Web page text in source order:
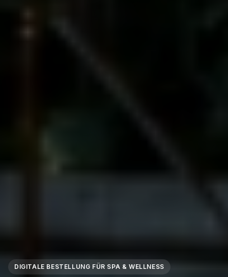
DIGITALE BESTELLUNG FÜR SPA & WELLNESS